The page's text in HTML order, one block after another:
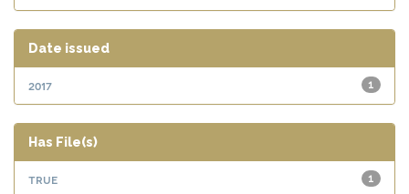
Date issued
1
2017
Has File(s)
1
true